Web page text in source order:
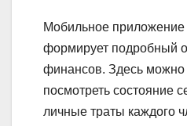
Мобильное приложение
формирует подробный
финансов. Здесь можно
посмотреть состояние
личные траты каждого